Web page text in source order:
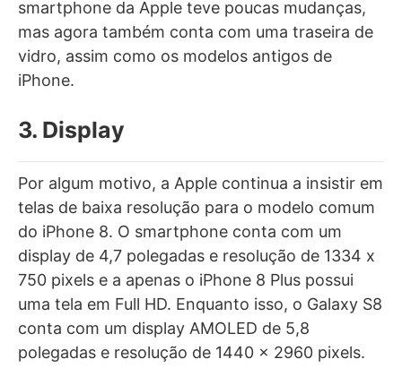
smartphone da Apple teve poucas mudanças,
mas agora também conta com uma traseira de
vidro, assim como os modelos antigos de
iPhone.
3. Display
Por algum motivo, a Apple continua a insistir em
telas de baixa resolução para o modelo comum
do iPhone 8. O smartphone conta com um
display de 4,7 polegadas e resolução de 1334 x
750 pixels e a apenas o iPhone 8 Plus possui
uma tela em Full HD. Enquanto isso, o Galaxy S8
conta com um display AMOLED de 5,8
polegadas e resolução de 1440 x 2960 pixels.